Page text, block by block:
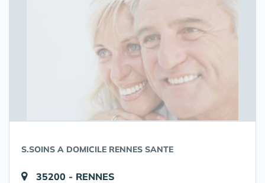
S.SOINS A DOMICILE RENNES SANTE
35200 - RENNES